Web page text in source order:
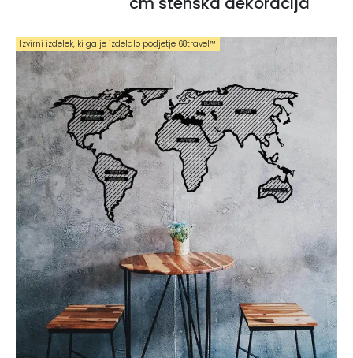
Izvirni izdelek, ki ga je izdelalo podjetje 68travel™️